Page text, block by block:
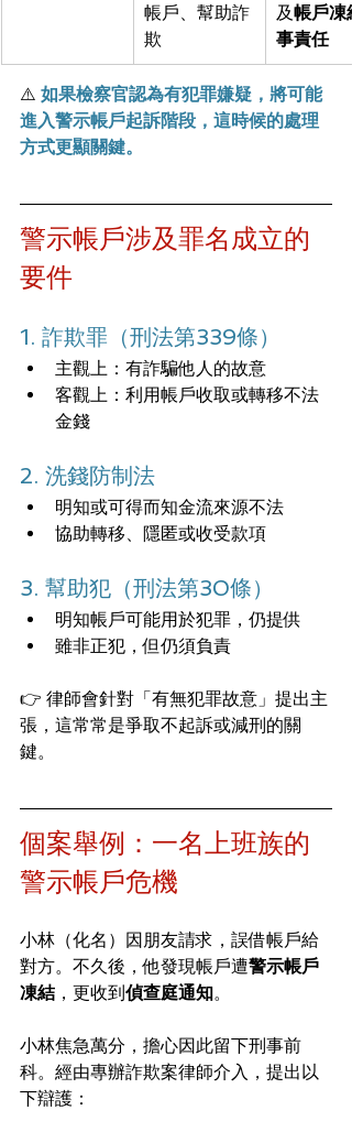
帳戶、幫助詐
欺
及帳戶凍
事責任
⚠️ 如果檢察官認為有犯罪嫌疑，將可能
進入警示帳戶起訴階段，這時候的處理
方式更顯關鍵。
警示帳戶涉及罪名成立的
要件
1. 詐欺罪（刑法第339條）
主觀上：有詐騙他人的故意
客觀上：利用帳戶收取或轉移不法
金錢
2. 洗錢防制法
明知或可得而知金流來源不法
協助轉移、隱匿或收受款項
3. 幫助犯（刑法第30條）
明知帳戶可能用於犯罪，仍提供
雖非正犯，但仍須負責
👉 律師會針對「有無犯罪故意」提出主
張，這常常是爭取不起訴或減刑的關
鍵。
個案舉例：一名上班族的
警示帳戶危機
小林（化名）因朋友請求，誤借帳戶給
對方。不久後，他發現帳戶遭警示帳戶
凍結 ，更收到 偵查庭通知。
小林焦急萬分，擔心因此留下刑事前
科。經由專辦詐欺案律師介入，提出以
下辯護：